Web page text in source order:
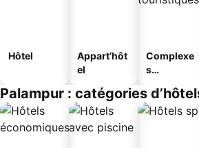
Hôtel
Appart’hôt
el
Complexe
s
s
Palampur : catégories